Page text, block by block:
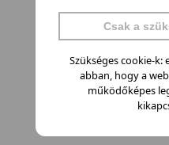
Csak a
Szükséges cookie-k:
abban, hogy a
működőképes